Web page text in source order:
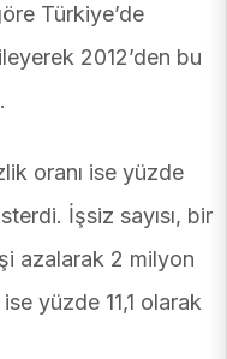
Türkiye’de
2012’den bu
oranı ise yüzde
İşsiz sayısı, bir
azalarak 2 milyon
yüzde 11,1 olarak